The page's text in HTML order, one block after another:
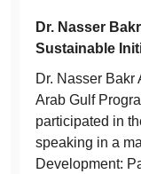
Dr. Nasser
Sustainable
Dr. Nasser
Arab Gulf
participated in
speaking in a
Development: